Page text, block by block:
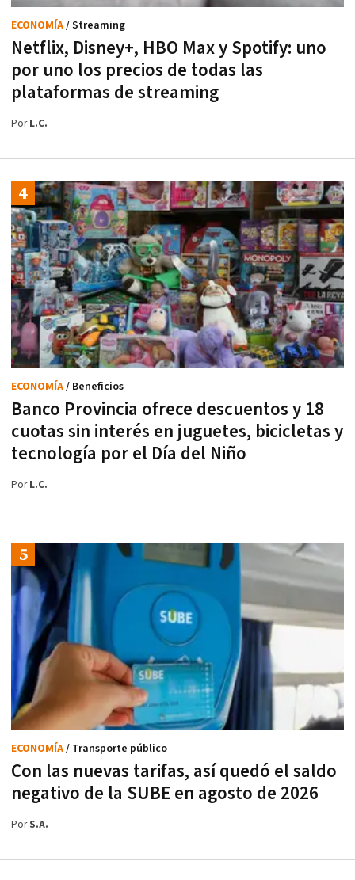
Netflix, Disney+, HBO Max y Spotify: uno
por uno los precios de todas las
plataformas de streaming
ECONOMÍA/ Streaming
PorL.C.
Banco Provincia ofrece descuentos y 18
cuotas sin interés en juguetes, bicicletas y
tecnología por el Día del Niño
ECONOMÍA/ Beneficios
PorL.C.
Con las nuevas tarifas, así quedó el saldo
negativo de la SUBE en agosto de 2026
ECONOMÍA/ Transporte público
PorS.A.